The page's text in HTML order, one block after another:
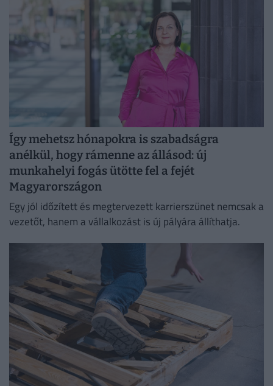
Így mehetsz hónapokra is szabadságra
anélkül, hogy rámenne az állásod: új
munkahelyi fogás ütötte fel a fejét
Magyarországon
Egy jól időzített és megtervezett karrierszünet nemcsak a
vezetőt, hanem a vállalkozást is új pályára állíthatja.